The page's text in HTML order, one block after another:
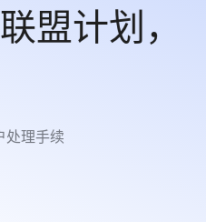
盟计划，
处理手续